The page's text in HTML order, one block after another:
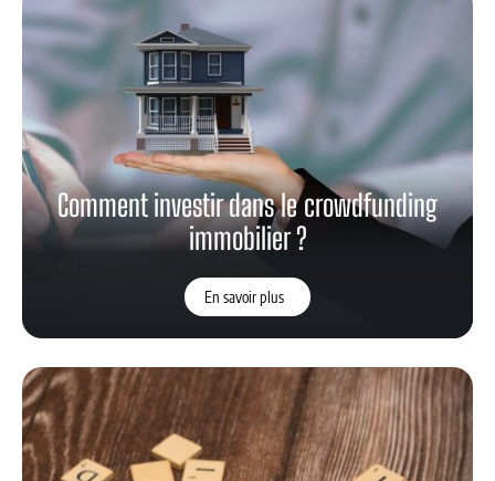
Comment investir dans le crowdfunding
immobilier ?
En savoir plus